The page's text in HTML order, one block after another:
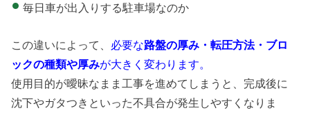
毎日車が出入りする駐車場なのか
この違いによって、 必要な路盤の厚み・転圧方法・ブロ
ックの種類や厚みが大きく変わります。
使用目的が曖昧なまま工事を進めてしまうと、完成後に
沈下やガタつきといった不具合が発生しやすくなりま